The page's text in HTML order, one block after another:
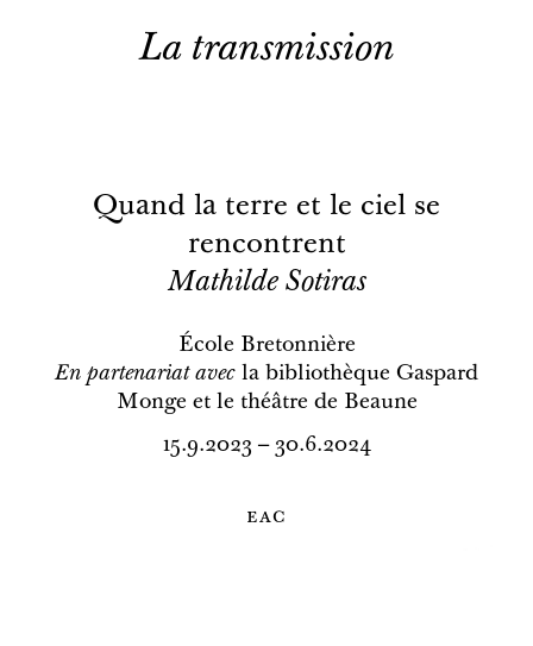
La transmission
Quand la terre et le ciel se
rencontrent
Mathilde Sotiras
École Bretonnière
En partenariat avec la bibliothèque Gaspard
Monge et le théâtre de Beaune
15.9.2023 – 30.6.2024
eac